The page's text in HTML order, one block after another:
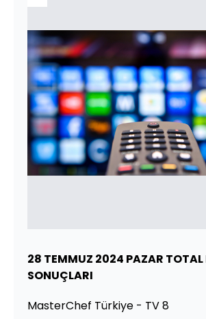
28 TEMMUZ 2024 PAZAR TOTAL
SONUÇLARI
MasterChef Türkiye - TV 8